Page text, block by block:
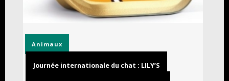
Animaux
Journée internationale du chat : LILY’S